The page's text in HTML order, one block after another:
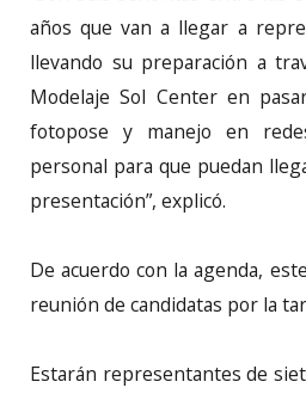
años que van a llegar a
llevando su preparación a
Modelaje Sol Center en
fotopose y manejo en
personal para que puedan
presentación”, explicó.
De acuerdo con la agenda,
reunión de candidatas por la
Estarán representantes de